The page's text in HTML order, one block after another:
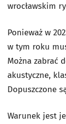
wrocławskim
Ponieważ w
w tym roku
Można zabrać
akustyczne,
Dopuszczone
Warunek jest